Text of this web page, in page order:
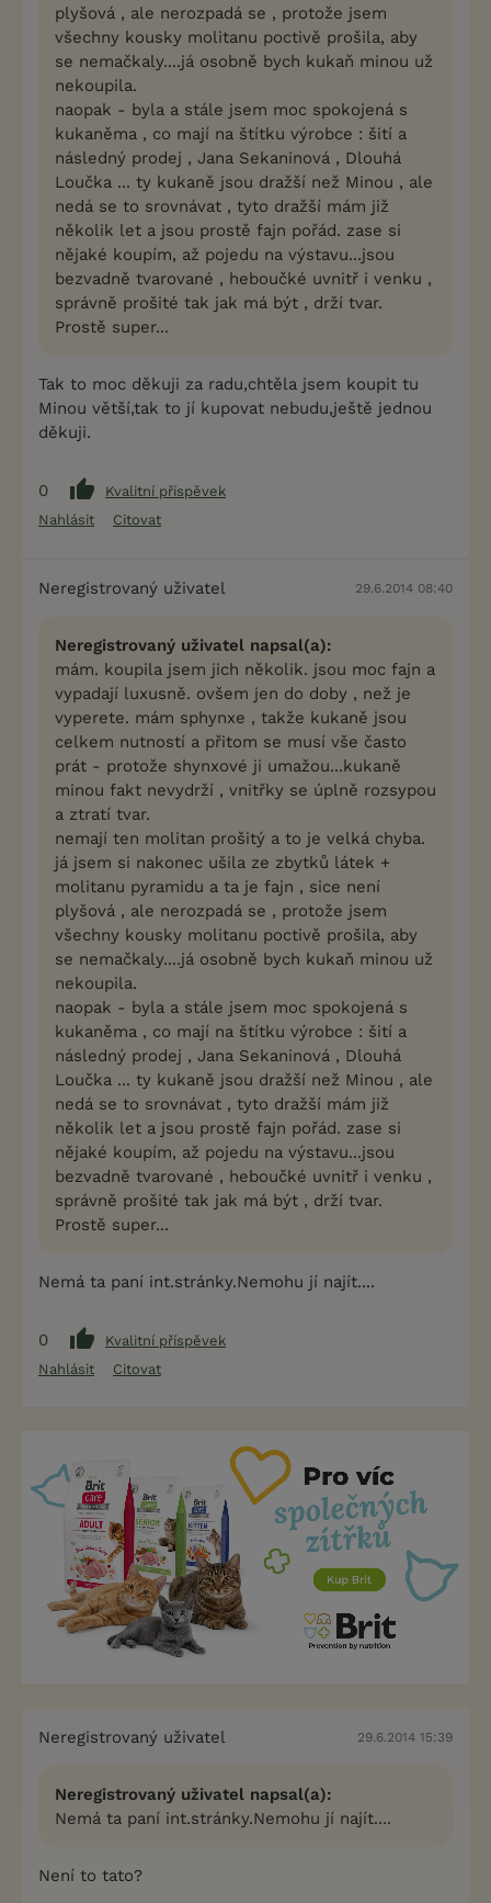
plyšová , ale nerozpadá se , protože jsem
všechny kousky molitanu poctivě prošila, aby
se nemačkaly....já osobně bych kukaň minou už
nekoupila.
naopak - byla a stále jsem moc spokojená s
kukaněma , co mají na štítku výrobce : šití a
následný prodej , Jana Sekaninová , Dlouhá
Loučka ... ty kukaně jsou dražší než Minou , ale
nedá se to srovnávat , tyto dražší mám již
několik let a jsou prostě fajn pořád. zase si
nějaké koupím, až pojedu na výstavu...jsou
bezvadně tvarované , heboučké uvnitř i venku ,
správně prošité tak jak má být , drží tvar.
Prostě super...
Tak to moc děkuji za radu,chtěla jsem koupit tu
Minou větší,tak to jí kupovat nebudu,ještě jednou
děkuji.
0
Kvalitní příspěvek
Nahlásit
Citovat
Neregistrovaný uživatel 29.6.2014 08:40
Neregistrovaný uživatel napsal(a):
mám. koupila jsem jich několik. jsou moc fajn a
vypadají luxusně. ovšem jen do doby , než je
vyperete. mám sphynxe , takže kukaně jsou
celkem nutností a přitom se musí vše často
prát - protože shynxové ji umažou...kukaně
minou fakt nevydrží , vnitřky se úplně rozsypou
a ztratí tvar.
nemají ten molitan prošitý a to je velká chyba.
já jsem si nakonec ušila ze zbytků látek +
molitanu pyramidu a ta je fajn , sice není
plyšová , ale nerozpadá se , protože jsem
všechny kousky molitanu poctivě prošila, aby
se nemačkaly....já osobně bych kukaň minou už
nekoupila.
naopak - byla a stále jsem moc spokojená s
kukaněma , co mají na štítku výrobce : šití a
následný prodej , Jana Sekaninová , Dlouhá
Loučka ... ty kukaně jsou dražší než Minou , ale
nedá se to srovnávat , tyto dražší mám již
několik let a jsou prostě fajn pořád. zase si
nějaké koupím, až pojedu na výstavu...jsou
bezvadně tvarované , heboučké uvnitř i venku ,
správně prošité tak jak má být , drží tvar.
Prostě super...
Nemá ta paní int.stránky.Nemohu jí najít....
0
Kvalitní příspěvek
Nahlásit
Citovat
Neregistrovaný uživatel 29.6.2014 15:39
Neregistrovaný uživatel napsal(a):
Nemá ta paní int.stránky.Nemohu jí najít....
Není to tato?